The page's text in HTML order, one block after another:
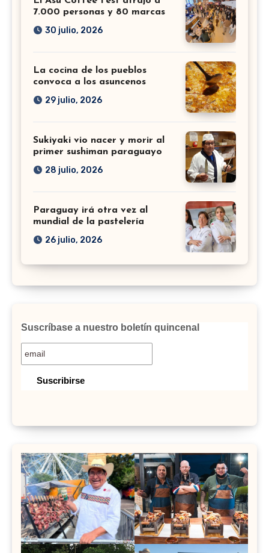
7.000 personas y 80 marcas
30 julio, 2026
La cocina de los pueblos
convoca a los asuncenos
29 julio, 2026
Sukiyaki vio nacer y morir al
primer sushiman paraguayo
28 julio, 2026
Paraguay irá otra vez al
mundial de la pastelería
26 julio, 2026
Suscríbase a nuestro boletín quincenal